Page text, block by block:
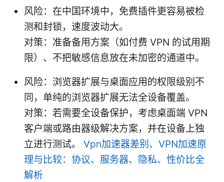
风险：在中国环境中，免费插件更容易被检
测和封锁，速度波动大。
对策：准备备用方案（如付费 VPN 的试用期
限）、不把敏感信息放在未加密的通道中。
风险：浏览器扩展与桌面应用的权限级别不
同，单纯的浏览器扩展无法全设备覆盖。
对策：若需要全设备保护，考虑桌面端 VPN
客户端或路由器级解决方案，并在设备上独
立进行测试。 Vpn加速器差别、VPN加速原
理与比较：协议、服务器、隐私、性价比全
解析